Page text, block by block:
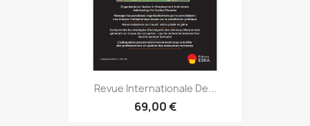
Revue Internationale De...
69,00 €